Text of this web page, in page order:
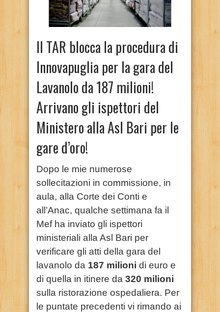
Il TAR blocca la procedura di
Innovapuglia per la gara del
Lavanolo da 187 milioni!
Arrivano gli ispettori del
Ministero alla Asl Bari per le
gare d’oro!
Dopo le mie numerose
sollecitazioni in commissione, in
aula, alla Corte dei Conti e
all’Anac, qualche settimana fa il
Mef ha inviato gli ispettori
ministeriali alla Asl Bari per
verificare gli atti della gara del
lavanolo da 187 milioni di euro e
di quella in itinere da 320 milioni
sulla ristorazione ospedaliera. Per
le puntate precedenti vi rimando ai